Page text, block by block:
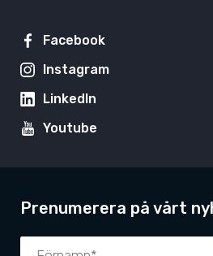
Facebook
Instagram
LinkedIn
Youtube
Prenumerera på vårt